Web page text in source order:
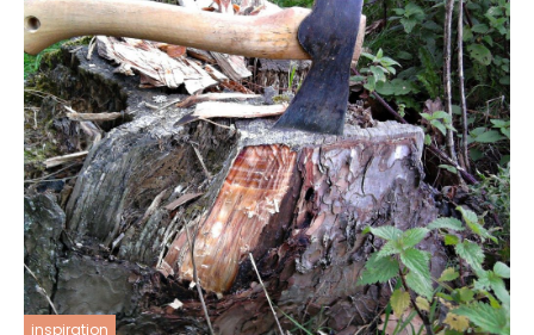
inspiration